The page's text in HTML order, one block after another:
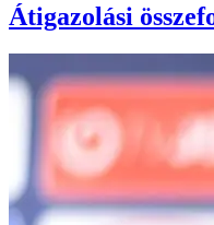
Átigazolási